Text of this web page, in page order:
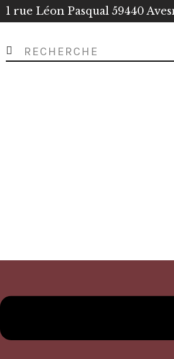
1 rue Léon Pasqual 59440